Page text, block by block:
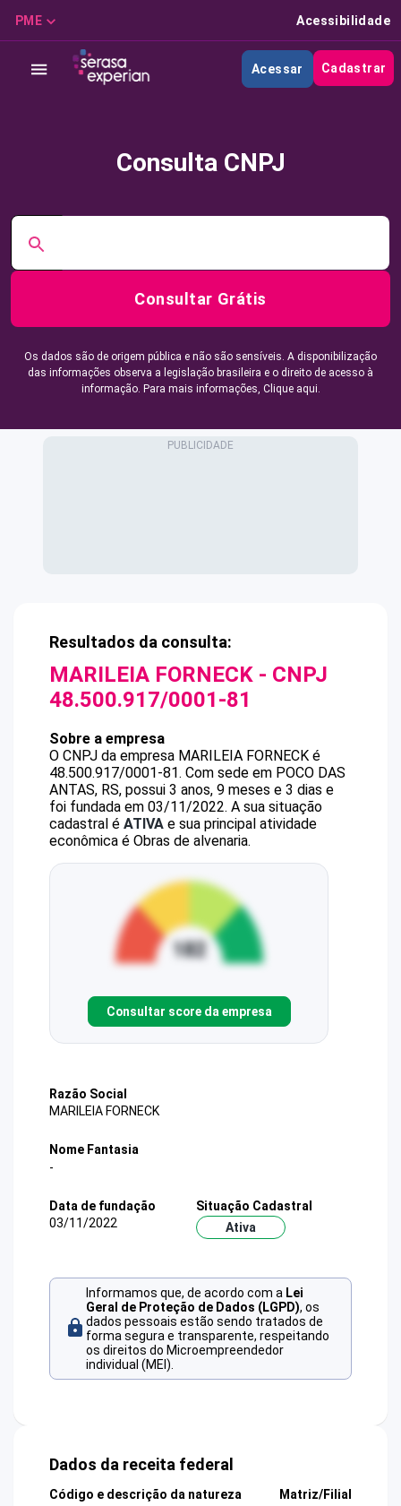
PME Acessibilidade
Acessar Cadastrar
Consulta CNPJ
Consultar Grátis
Os dados são de origem pública e não são sensíveis. A disponibilização
das informações observa a legislação brasileira e o direito de acesso à
informação. Para mais informações, Clique aqui.
Resultados da consulta:
MARILEIA FORNECK - CNPJ
48.500.917/0001-81
Sobre a empresa
O CNPJ da empresa MARILEIA FORNECK é
48.500.917/0001-81. Com sede em POCO DAS
ANTAS, RS, possui 3 anos, 9 meses e 3 dias e
foi fundada em 03/11/2022. A sua situação
cadastral é ATIVA e sua principal atividade
econômica é Obras de alvenaria.
Consultar score da empresa
Razão Social
MARILEIA FORNECK
Nome Fantasia
-
Data de fundação
03/11/2022
Situação Cadastral
Ativa
Informamos que, de acordo com a Lei
Geral de Proteção de Dados (LGPD), os
dados pessoais estão sendo tratados de
forma segura e transparente, respeitando
os direitos do Microempreendedor
individual (MEI).
Dados da receita federal
Código e descrição da natureza
Matriz/Filial